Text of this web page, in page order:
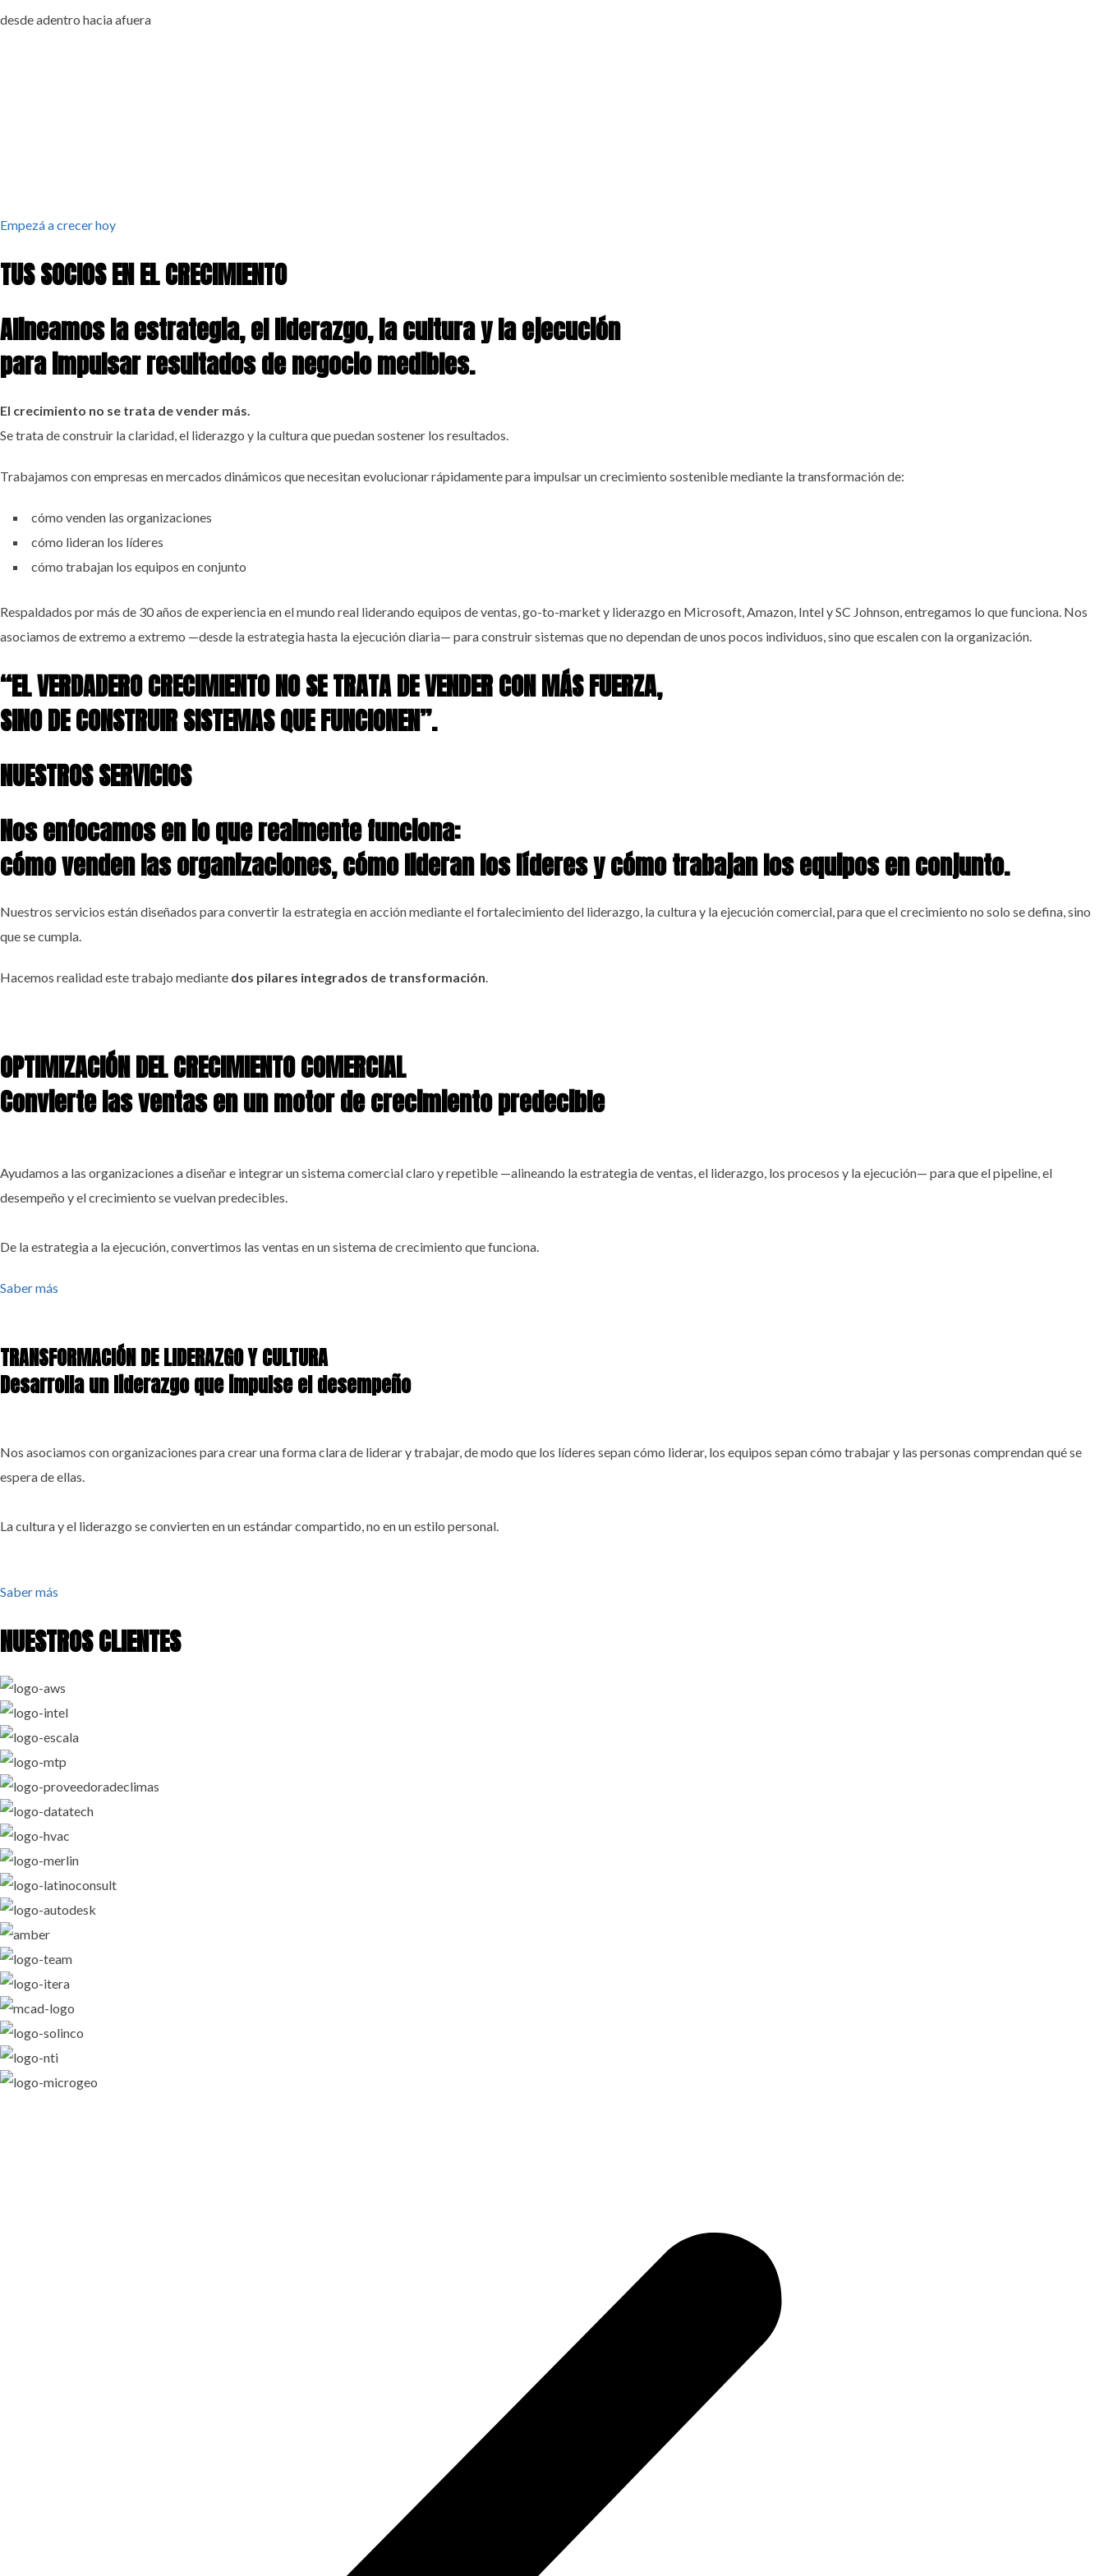
desde adentro hacia afuera
Empezá a crecer hoy
TUS SOCIOS EN EL CRECIMIENTO
Alineamos la estrategia, el liderazgo, la cultura y la ejecución
para impulsar resultados de negocio medibles.
El crecimiento no se trata de vender más.
Se trata de construir la claridad, el liderazgo y la cultura que puedan sostener los resultados.
Trabajamos con empresas en mercados dinámicos que necesitan evolucionar rápidamente para impulsar un crecimiento sostenible mediante la transformación de:
cómo venden las organizaciones
cómo lideran los líderes
cómo trabajan los equipos en conjunto
Respaldados por más de 30 años de experiencia en el mundo real liderando equipos de ventas, go-to-market y liderazgo en Microsoft, Amazon, Intel y SC Johnson, entregamos lo que funciona. Nos
asociamos de extremo a extremo —desde la estrategia hasta la ejecución diaria— para construir sistemas que no dependan de unos pocos individuos, sino que escalen con la organización.
“EL VERDADERO CRECIMIENTO NO SE TRATA DE VENDER CON MÁS FUERZA,
SINO DE CONSTRUIR SISTEMAS QUE FUNCIONEN”.
NUESTROS SERVICIOS
Nos enfocamos en lo que realmente funciona:
cómo venden las organizaciones, cómo lideran los líderes y cómo trabajan los equipos en conjunto.
Nuestros servicios están diseñados para convertir la estrategia en acción mediante el fortalecimiento del liderazgo, la cultura y la ejecución comercial, para que el crecimiento no solo se defina, sino
que se cumpla.
Hacemos realidad este trabajo mediante dos pilares integrados de transformación
OPTIMIZACIÓN DEL CRECIMIENTO COMERCIAL
Convierte las ventas en un motor de crecimiento predecible
Ayudamos a las organizaciones a diseñar e integrar un sistema comercial claro y repetible —alineando la estrategia de ventas, el liderazgo, los procesos y la ejecución— para que el pipeline, el
desempeño y el crecimiento se vuelvan predecibles.
De la estrategia a la ejecución, convertimos las ventas en un sistema de crecimiento que funciona.
Saber más
TRANSFORMACIÓN DE LIDERAZGO Y CULTURA
Desarrolla un liderazgo que impulse el desempeño
Nos asociamos con organizaciones para crear una forma clara de liderar y trabajar, de modo que los líderes sepan cómo liderar, los equipos sepan cómo trabajar y las personas comprendan qué se
espera de ellas.
La cultura y el liderazgo se convierten en un estándar compartido, no en un estilo personal.
Saber más
NUESTROS CLIENTES